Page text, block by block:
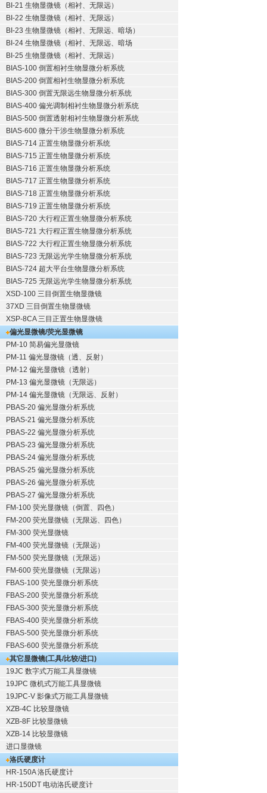
BI-21 生物显微镜（相衬、无限远）
BI-22 生物显微镜（相衬、无限远）
BI-23 生物显微镜（相衬、无限远、暗场）
BI-24 生物显微镜（相衬、无限远、暗场
BI-25 生物显微镜（相衬、无限远）
BIAS-100 倒置相衬生物显微分析系统
BIAS-200 倒置相衬生物显微分析系统
BIAS-300 倒置无限远生物显微分析系统
BIAS-400 偏光调制相衬生物显微分析系统
BIAS-500 倒置透射相衬生物显微分析系统
BIAS-600 微分干涉生物显微分析系统
BIAS-714 正置生物显微分析系统
BIAS-715 正置生物显微分析系统
BIAS-716 正置生物显微分析系统
BIAS-717 正置生物显微分析系统
BIAS-718 正置生物显微分析系统
BIAS-719 正置生物显微分析系统
BIAS-720 大行程正置生物显微分析系统
BIAS-721 大行程正置生物显微分析系统
BIAS-722 大行程正置生物显微分析系统
BIAS-723 无限远光学生物显微分析系统
BIAS-724 超大平台生物显微分析系统
BIAS-725 无限远光学生物显微分析系统
XSD-100 三目倒置生物显微镜
37XD 三目倒置生物显微镜
XSP-8CA 三目正置生物显微镜
偏光显微镜/荧光显微镜
PM-10 简易偏光显微镜
PM-11 偏光显微镜（透、反射）
PM-12 偏光显微镜（透射）
PM-13 偏光显微镜（无限远）
PM-14 偏光显微镜（无限远、反射）
PBAS-20 偏光显微分析系统
PBAS-21 偏光显微分析系统
PBAS-22 偏光显微分析系统
PBAS-23 偏光显微分析系统
PBAS-24 偏光显微分析系统
PBAS-25 偏光显微分析系统
PBAS-26 偏光显微分析系统
PBAS-27 偏光显微分析系统
FM-100 荧光显微镜（倒置、四色）
FM-200 荧光显微镜（无限远、四色）
FM-300 荧光显微镜
FM-400 荧光显微镜（无限远）
FM-500 荧光显微镜（无限远）
FM-600 荧光显微镜（无限远）
FBAS-100 荧光显微分析系统
FBAS-200 荧光显微分析系统
FBAS-300 荧光显微分析系统
FBAS-400 荧光显微分析系统
FBAS-500 荧光显微分析系统
FBAS-600 荧光显微分析系统
其它显微镜(工具/比较/进口)
19JC 数字式万能工具显微镜
19JPC 微机式万能工具显微镜
19JPC-V 影像式万能工具显微镜
XZB-4C 比较显微镜
XZB-8F 比较显微镜
XZB-14 比较显微镜
进口显微镜
洛氏硬度计
HR-150A 洛氏硬度计
HR-150DT 电动洛氏硬度计